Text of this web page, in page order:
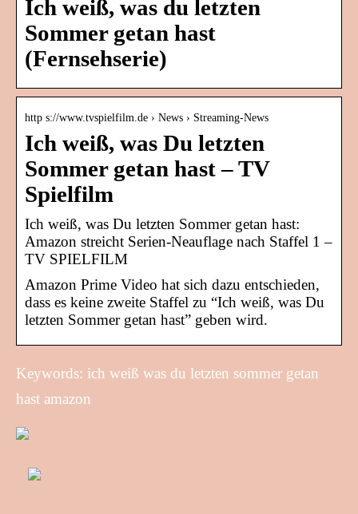
Ich weiß, was du letzten
Sommer getan hast
(Fernsehserie)
http s://www.tvspielfilm.de › News › Streaming-News
Ich weiß, was Du letzten
Sommer getan hast – TV
Spielfilm
Ich weiß, was Du letzten Sommer getan hast:
Amazon streicht Serien-Neauflage nach Staffel 1 –
TV SPIELFILM
Amazon Prime Video hat sich dazu entschieden,
dass es keine zweite Staffel zu “Ich weiß, was Du
letzten Sommer getan hast” geben wird.
Keywords: ich weiß was du letzten sommer getan
hast amazon